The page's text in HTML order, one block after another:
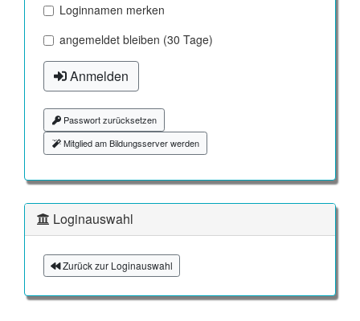
Loginnamen merken
angemeldet bleiben (30 Tage)
Anmelden
Passwort zurücksetzen
Mitglied am Bildungsserver werden
Loginauswahl
Zurück zur Loginauswahl